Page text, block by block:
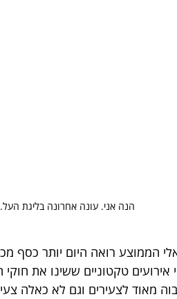
הנה אני. עונה אחרונה בליגת העל.
הממוצע רואה היום יותר כסף
אירועים טקטוניים ששינו את
מאוד לצעירים וגם לא כאלה